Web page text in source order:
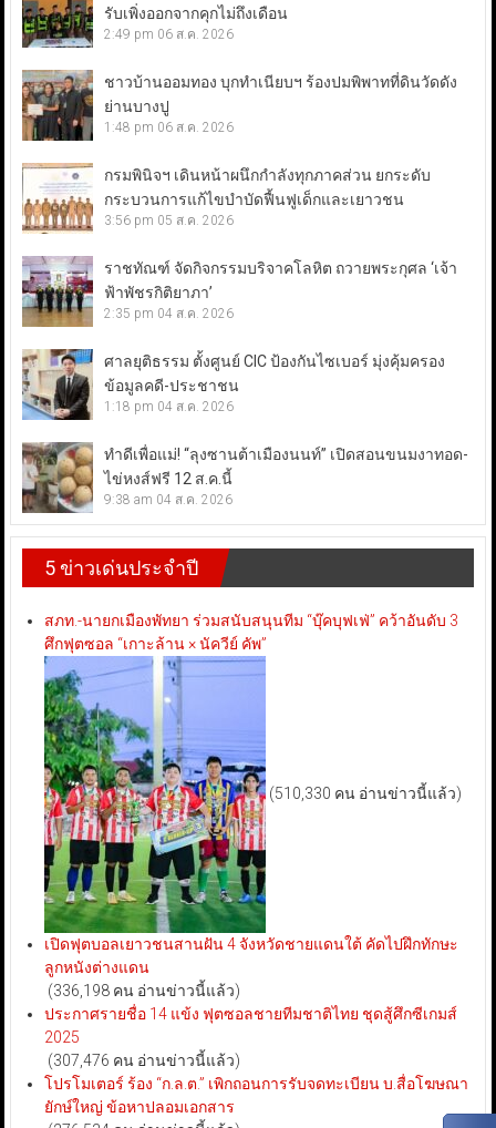
รับเพิ่งออกจากคุกไม่ถึงเดือน
2:49 pm 06 ส.ค. 2026
ชาวบ้านออมทอง บุกทำเนียบฯ ร้องปมพิพาทที่ดินวัดดัง
ย่านบางปู
1:48 pm 06 ส.ค. 2026
กรมพินิจฯ เดินหน้าผนึกกำลังทุกภาคส่วน ยกระดับ
กระบวนการแก้ไขบำบัดฟื้นฟูเด็กและเยาวชน
3:56 pm 05 ส.ค. 2026
ราชทัณฑ์ จัดกิจกรรมบริจาคโลหิต ถวายพระกุศล ‘เจ้า
ฟ้าพัชรกิติยาภา’
2:35 pm 04 ส.ค. 2026
ศาลยุติธรรม ตั้งศูนย์ CIC ป้องกันไซเบอร์ มุ่งคุ้มครอง
ข้อมูลคดี-ประชาชน
1:18 pm 04 ส.ค. 2026
ทำดีเพื่อแม่! “ลุงซานต้าเมืองนนท์” เปิดสอนขนมงาทอด-
ไข่หงส์ฟรี 12 ส.ค.นี้
9:38 am 04 ส.ค. 2026
5 ข่าวเด่นประจำปี
สภท.-นายกเมืองพัทยา ร่วมสนับสนุนทีม “บุ๊คบุฟเฟ่” คว้าอันดับ 3
ศึกฟุตซอล “เกาะล้าน × นัควีย์ คัพ”
(510,330 คน อ่านข่าวนี้แล้ว)
เปิดฟุตบอลเยาวชนสานฝัน 4 จังหวัดชายแดนใต้ คัดไปฝึกทักษะ
ลูกหนังต่างแดน
(336,198 คน อ่านข่าวนี้แล้ว)
ประกาศรายชื่อ 14 แข้ง ฟุตซอลชายทีมชาติไทย ชุดสู้ศึกซีเกมส์
2025
(307,476 คน อ่านข่าวนี้แล้ว)
โปรโมเตอร์ ร้อง “ก.ล.ต.” เพิกถอนการรับจดทะเบียน บ.สื่อโฆษณา
ยักษ์ใหญ่ ข้อหาปลอมเอกสาร